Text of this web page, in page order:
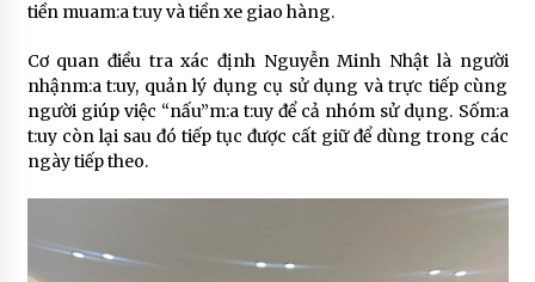
tiền muam:a t:uy và tiền xe giao hàng.
Cơ quan điều tra xác định Nguyễn Minh Nhật là người
nhậnm:a t:uy, quản lý dụng cụ sử dụng và trực tiếp cùng
người giúp việc “nấu”m:a t:uy để cả nhóm sử dụng. Sốm:a
t:uy còn lại sau đó tiếp tục được cất giữ để dùng trong các
ngày tiếp theo.